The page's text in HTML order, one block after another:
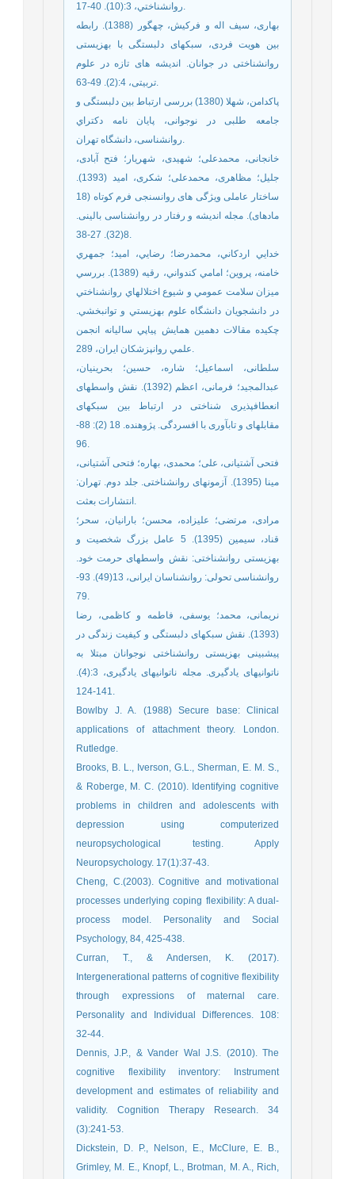
روانشناختي، 3:(10). 40-17.
بهاری، سیف اله و فرکیش، چهگور (1388). رابطه
بین هویت فردی، سبکهای دلبستگی با بهزیستی
روانشناختی در جوانان. اندیشه های تازه در علوم
تربیتی، 4:(2). 49-63.
پاکدامن، شهلا (1380) بررسی ارتباط بین دلبستگی و
جامعه طلبی در نوجوانی، پایان نامه دکتراي
روانشناسی، دانشگاه تهران.
خانجانی، محمدعلی؛ شهیدی، شهریار؛ فتح آبادی،
جلیل؛ مظاهری، محمدعلی؛ شکری، امید (1393).
ساختار عاملی ویژگی های روانسنجی فرم کوتاه (18
مادهای). مجله اندیشه و رفتار در روانشناسی بالینی.
8(32). 27-38.
خدايي اردكاني، محمدرضا؛ رضايي، اميد؛ جمهري
خامنه، پروين؛ امامي كندواني، رقيه (1389). بررسي
ميزان سلامت عمومي و شيوع اختلالهاي روانشناختي
در دانشجويان دانشگاه علوم بهزيستي و توانبخشي.
چكيده مقالات دهمين همايش پياپي ساليانه انجمن
علمي روانپزشكان ايران، 289.
سلطانی، اسماعیل؛ شاره، حسین؛ بحرینیان،
عبدالمجید؛ فرمانی، اعظم (1392). نقش واسطهای
انعطافپذیری شناختی در ارتباط بین سبکهای
مقابلهای و تابآوری با افسردگی. پژوهنده. 18 (2): 88-
96.
فتحی آشتیانی، علی؛ محمدی، بهاره؛ فتحی آشتیانی،
مینا (1395). آزمونهای روانشناختی. جلد دوم. تهران:
انتشارات بعثت.
مرادی، مرتضی؛ علیزاده، محسن؛ بارانیان، سحر؛
قناد، سیمین (1395). 5 عامل بزرگ شخصیت و
بهزیستی روانشناختی: نقش واسطهای حرمت خود.
روانشناسی تحولی: روانشناسان ایرانی، 13(49). 93-
79.
نریمانی، محمد؛ یوسفی، فاطمه و کاظمی، رضا
(1393). نقش سبکهای دلبستگی و کیفیت زندگی در
پیشبینی بهزیستی روانشناختی نوجوانان مبتلا به
ناتوانیهای یادگیری. مجله ناتوانیهای یادگیری، 3:(4).
141-124.
Bowlby J. A. (1988) Secure base: Clinical
applications of attachment theory. London.
Rutledge.
Brooks, B. L., Iverson, G.L., Sherman, E. M. S.,
& Roberge, M. C. (2010). Identifying cognitive
problems in children and adolescents with
depression using computerized
neuropsychological testing. Apply
Neuropsychology. 17(1):37-43.
Cheng, C.(2003). Cognitive and motivational
processes underlying coping flexibility: A dual-
process model. Personality and Social
Psychology, 84, 425-438.
Curran, T., & Andersen, K. (2017).
Intergenerational patterns of cognitive flexibility
through expressions of maternal care.
Personality and Individual Differences. 108:
32-44.
Dennis, J.P., & Vander Wal J.S. (2010). The
cognitive flexibility inventory: Instrument
development and estimates of reliability and
validity. Cognition Therapy Research. 34
(3):241-53.
Dickstein, D. P., Nelson, E., McClure, E. B.,
Grimley, M. E., Knopf, L., Brotman, M. A., Rich,